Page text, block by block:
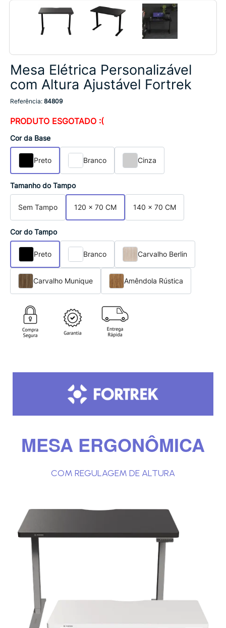
Mesa Elétrica Personalizável
com Altura Ajustável Fortrek
Referência: 84809
PRODUTO ESGOTADO :(
Cor da Base
Preto Branco Cinza
Tamanho do Tampo
Sem Tampo 120 x 70 CM 140 x 70 CM
Cor do Tampo
Preto Branco Carvalho Berlin
Carvalho Munique Amêndola Rústica